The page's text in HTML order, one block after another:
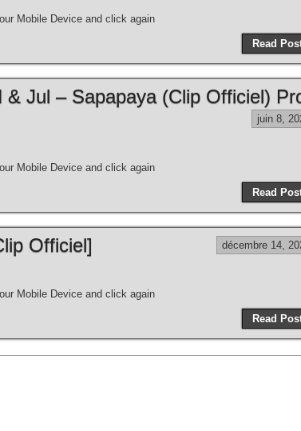
Mobile Device and click again
Read
& Jul – Sapapaya (Clip Officiel)
juin 8,
Mobile Device and click again
Read
Officiel] décembre 14,
Mobile Device and click again
Read